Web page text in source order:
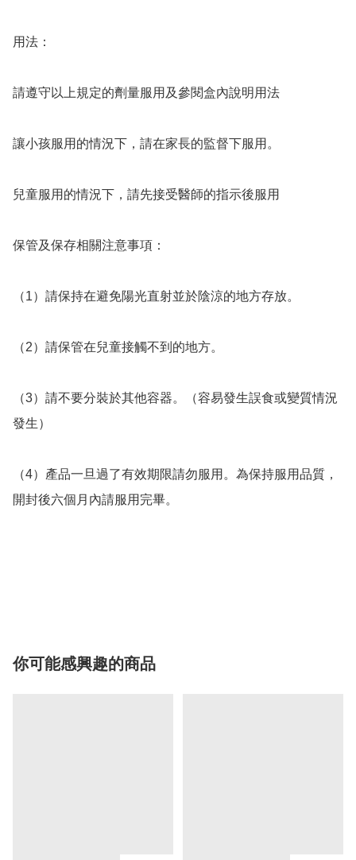
用法：
請遵守以上規定的劑量服用及參閱盒內說明用法
讓小孩服用的情況下，請在家長的監督下服用。
兒童服用的情況下，請先接受醫師的指示後服用
保管及保存相關注意事項：
（1）請保持在避免陽光直射並於陰涼的地方存放。
（2）請保管在兒童接觸不到的地方。
（3）請不要分裝於其他容器。（容易發生誤食或變質情況
發生）
（4）產品一旦過了有效期限請勿服用。為保持服用品質，
開封後六個月內請服用完畢。
你可能感興趣的商品